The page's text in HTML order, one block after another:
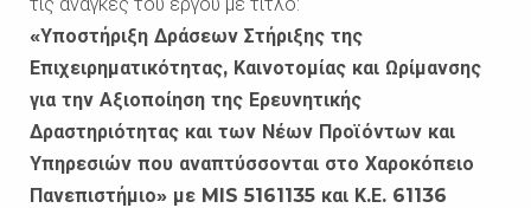
«Υποστήριξη Δράσεων Στήριξης της
Επιχειρηματικότητας, Καινοτομίας και Ωρίμανσης
για την Αξιοποίηση της Ερευνητικής
Δραστηριότητας και των Νέων Προϊόντων και
Υπηρεσιών που αναπτύσσονται στο Χαροκόπειο
Πανεπιστήμιο» με MIS 5161135 και Κ.Ε. 61136